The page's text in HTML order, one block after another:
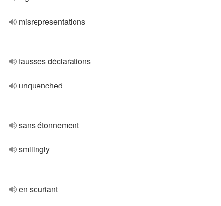
misrepresentations
fausses déclarations
unquenched
sans étonnement
smilingly
en souriant